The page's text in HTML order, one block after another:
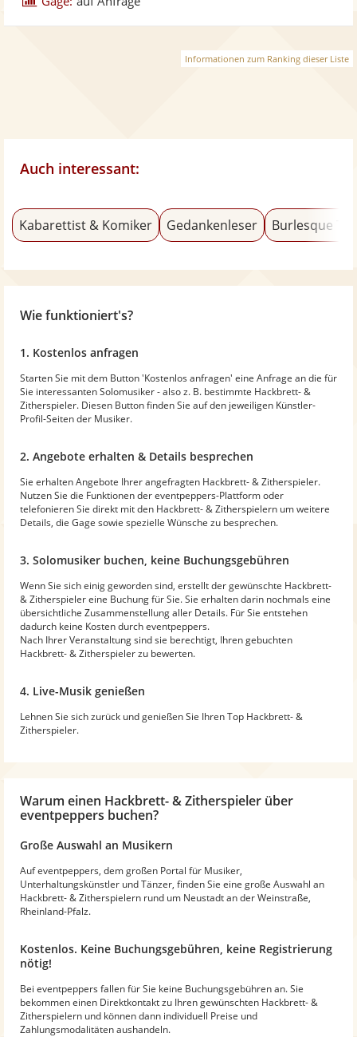
Informationen zum Ranking dieser Liste
Auch interessant:
Kabarettist & Komiker Gedankenleser Burlesque
Wie funktioniert's?
1. Kostenlos anfragen
Starten Sie mit dem Button 'Kostenlos anfragen' eine Anfrage an die für
Sie interessanten Solomusiker - also z. B. bestimmte Hackbrett- &
Zitherspieler. Diesen Button finden Sie auf den jeweiligen Künstler-
Profil-Seiten der Musiker.
2. Angebote erhalten & Details besprechen
Sie erhalten Angebote Ihrer angefragten Hackbrett- & Zitherspieler.
Nutzen Sie die Funktionen der eventpeppers-Plattform oder
telefonieren Sie direkt mit den Hackbrett- & Zitherspielern um weitere
Details, die Gage sowie spezielle Wünsche zu besprechen.
3. Solomusiker buchen, keine Buchungsgebühren
Wenn Sie sich einig geworden sind, erstellt der gewünschte Hackbrett-
& Zitherspieler eine Buchung für Sie. Sie erhalten darin nochmals eine
übersichtliche Zusammenstellung aller Details. Für Sie entstehen
dadurch keine Kosten durch eventpeppers.
Nach Ihrer Veranstaltung sind sie berechtigt, Ihren gebuchten
Hackbrett- & Zitherspieler zu bewerten.
4. Live-Musik genießen
Lehnen Sie sich zurück und genießen Sie Ihren Top Hackbrett- &
Zitherspieler.
Warum einen Hackbrett- & Zitherspieler über
eventpeppers buchen?
Große Auswahl an Musikern
Auf eventpeppers, dem großen Portal für Musiker,
Unterhaltungskünstler und Tänzer, finden Sie eine große Auswahl an
Hackbrett- & Zitherspielern rund um Neustadt an der Weinstraße,
Rheinland-Pfalz.
Kostenlos. Keine Buchungsgebühren, keine Registrierung
nötig!
Bei eventpeppers fallen für Sie keine Buchungsgebühren an. Sie
bekommen einen Direktkontakt zu Ihren gewünschten Hackbrett- &
Zitherspielern und können dann individuell Preise und
Zahlungsmodalitäten aushandeln.